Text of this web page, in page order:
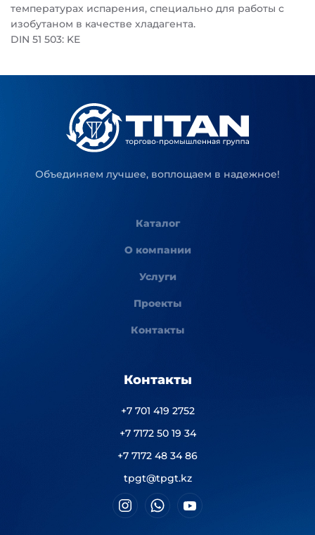
температурах испарения, специально для работы с
изобутаном в качестве хладагента.
DIN 51 503: KE
Объединяем лучшее, воплощаем в надежное!
Каталог
О компании
Услуги
Проекты
Контакты
Контакты
+7 701 419 2752
+7 7172 50 19 34
+7 7172 48 34 86
tpgt@tpgt.kz